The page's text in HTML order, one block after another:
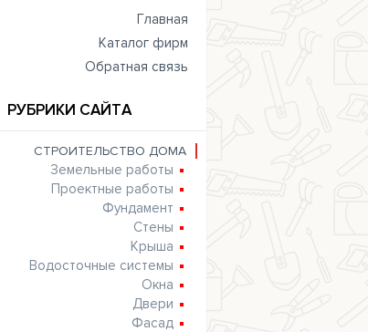
Главная
Каталог фирм
Обратная связь
РУБРИКИ САЙТА
СТРОИТЕЛЬСТВО ДОМА
Земельные работы
Проектные работы
Фундамент
Стены
Крыша
Водосточные системы
Окна
Двери
Фасад